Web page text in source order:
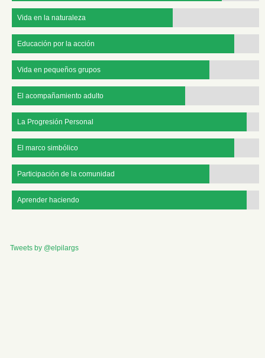
Vida en la naturaleza
Educación por la acción
Vida en pequeños grupos
El acompañamiento adulto
La Progresión Personal
El marco simbólico
Participación de la comunidad
Aprender haciendo
Tweets by @elpilargs